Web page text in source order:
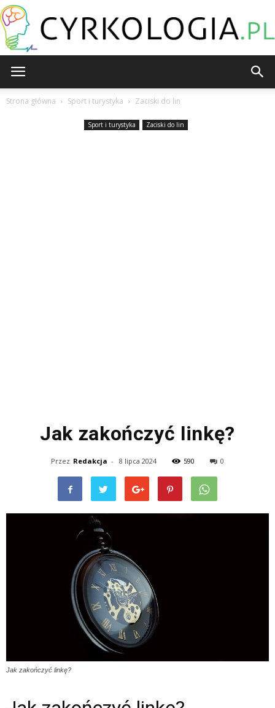
Strona główna Sport i turystyka Zaciski do lin
Sport i turystyka Zaciski do lin
Jak zakończyć linkę?
Przez Redakcja - 8 lipca 2024 590 0
Jak zakończyć linkę?